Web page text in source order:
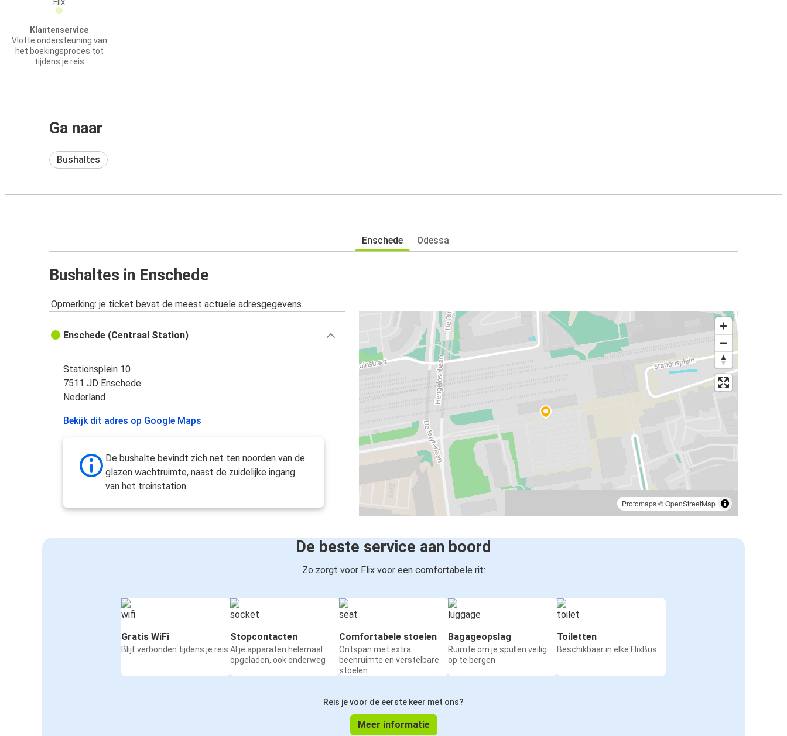
Klantenservice
Vlotte ondersteuning van
het boekingsproces tot
tijdens je reis
Ga naar
Bushaltes
Enschede Odessa
Bushaltes in Enschede
Opmerking: je ticket bevat de meest actuele adresgegevens.
Protomaps©OpenStreetMap
Enschede (Centraal Station)
Stationsplein 10
7511 JD Enschede
Nederland
Bekijk dit adres op Google Maps
De bushalte bevindt zich net ten noorden van de
glazen wachtruimte, naast de zuidelijke ingang
van het treinstation.
De beste service aan boord
Zo zorgt voor Flix voor een comfortabele rit:
Gratis WiFi
Blijf verbonden tijdens je reis
Stopcontacten
Al je apparaten helemaal
opgeladen, ook onderweg
Comfortabele stoelen
Ontspan met extra
beenruimte en verstelbare
stoelen
Bagageopslag
Ruimte om je spullen veilig
op te bergen
Toiletten
Beschikbaar in elke FlixBus
Reis je voor de eerste keer met ons?
Meer informatie